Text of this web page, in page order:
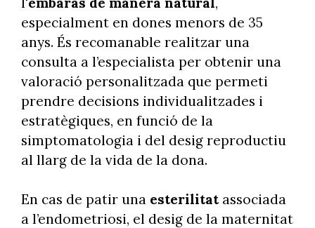
especialment en dones menors de 35
anys. És recomanable realitzar una
consulta a l’especialista per obtenir una
valoració personalitzada que permeti
prendre decisions individualitzades i
estratègiques, en funció de la
simptomatologia i del desig reproductiu
al llarg de la vida de la dona.
En cas de patir una esterilitatassociada
a l’endometriosi, el desig de la maternitat